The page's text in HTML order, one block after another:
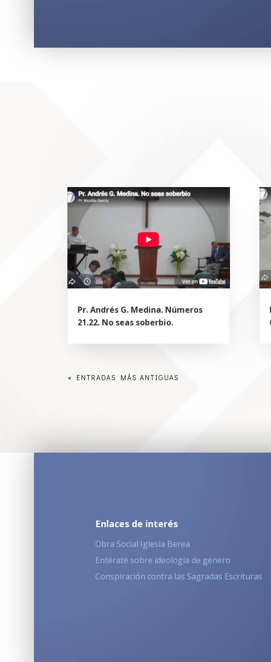
Pr. Andrés G. Medina. Números
21.22. No seas soberbio.
« ENTRADAS MÁS ANTIGUAS
Enlaces de interés
Obra Social Iglesia Berea
Entérate sobre ideología de género
Conspiración contra las Sagradas Escrituras